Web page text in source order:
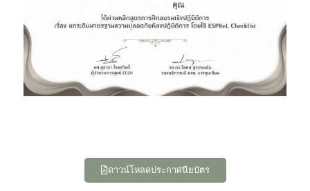
คุณ
ดาวน์โหลดประกาศนียบัตร